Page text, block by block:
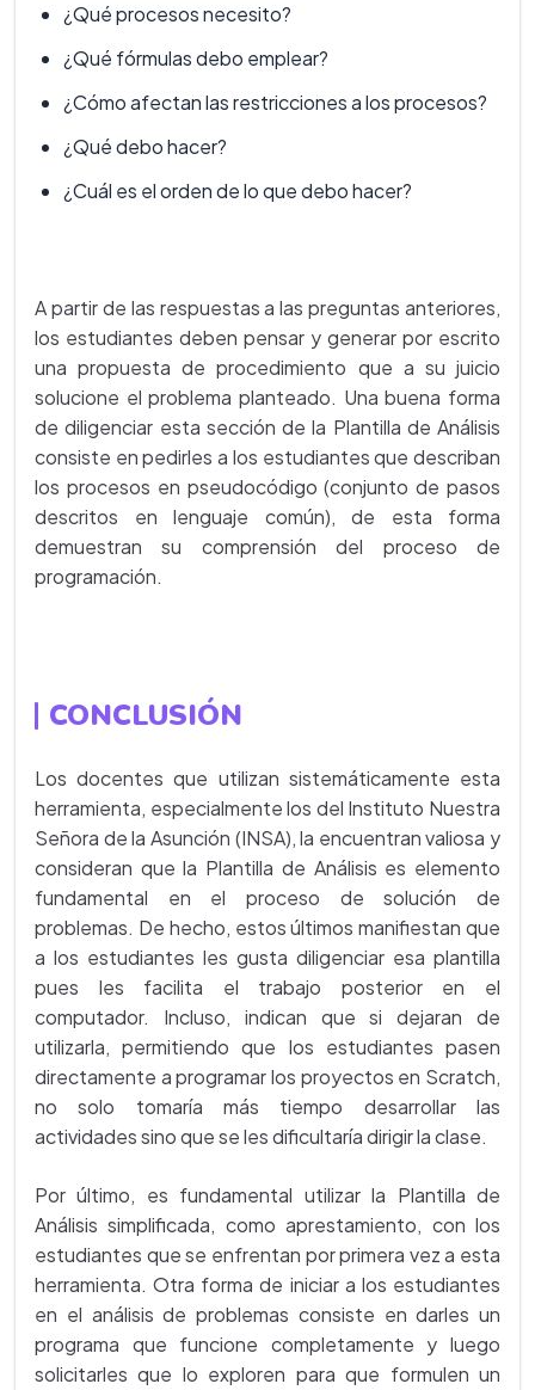
¿Qué procesos necesito?
¿Qué fórmulas debo emplear?
¿Cómo afectan las restricciones a los procesos?
¿Qué debo hacer?
¿Cuál es el orden de lo que debo hacer?
A partir de las respuestas a las preguntas anteriores,
los estudiantes deben pensar y generar por escrito
una propuesta de procedimiento que a su juicio
solucione el problema planteado. Una buena forma
de diligenciar esta sección de la Plantilla de Análisis
consiste en pedirles a los estudiantes que describan
los procesos en pseudocódigo (conjunto de pasos
descritos en lenguaje común), de esta forma
demuestran su comprensión del proceso de
programación.
CONCLUSIÓN
Los docentes que utilizan sistemáticamente esta
herramienta, especialmente los del Instituto Nuestra
Señora de la Asunción (INSA), la encuentran valiosa y
consideran que la Plantilla de Análisis es elemento
fundamental en el proceso de solución de
problemas. De hecho, estos últimos manifiestan que
a los estudiantes les gusta diligenciar esa plantilla
pues les facilita el trabajo posterior en el
computador. Incluso, indican que si dejaran de
utilizarla, permitiendo que los estudiantes pasen
directamente a programar los proyectos en Scratch,
no solo tomaría más tiempo desarrollar las
actividades sino que se les dificultaría dirigir la clase.
Por último, es fundamental utilizar la Plantilla de
Análisis simplificada, como aprestamiento, con los
estudiantes que se enfrentan por primera vez a esta
herramienta. Otra forma de iniciar a los estudiantes
en el análisis de problemas consiste en darles un
programa que funcione completamente y luego
solicitarles que lo exploren para que formulen un